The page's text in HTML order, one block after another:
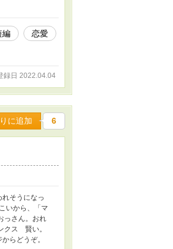
編
恋愛
録日 2022.04.04
に追加 6
そうになっ
いから、「マ
っさん。おれ
クス 賢い。
らどうぞ。